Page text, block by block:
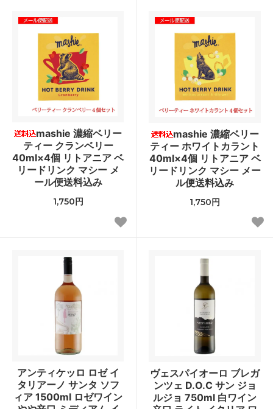
mashie 濃縮ベリー
ティー クランベリー
40ml×4個 リトアニア ベ
リードリンク マシー メ
ール便送料込み
1,750円
mashie 濃縮ベリー
ティー ホワイトカラント
40ml×4個 リトアニア ベ
リードリンク マシー メー
ル便送料込み
1,750円
アンティケッロ ロゼ イ
タリアーノ サンタ ソフ
ィア 1500ml ロゼワイン
ヴェスパイオーロ ブレガ
ンツェ D.O.C サン ジョ
ルジョ 750ml 白ワイン